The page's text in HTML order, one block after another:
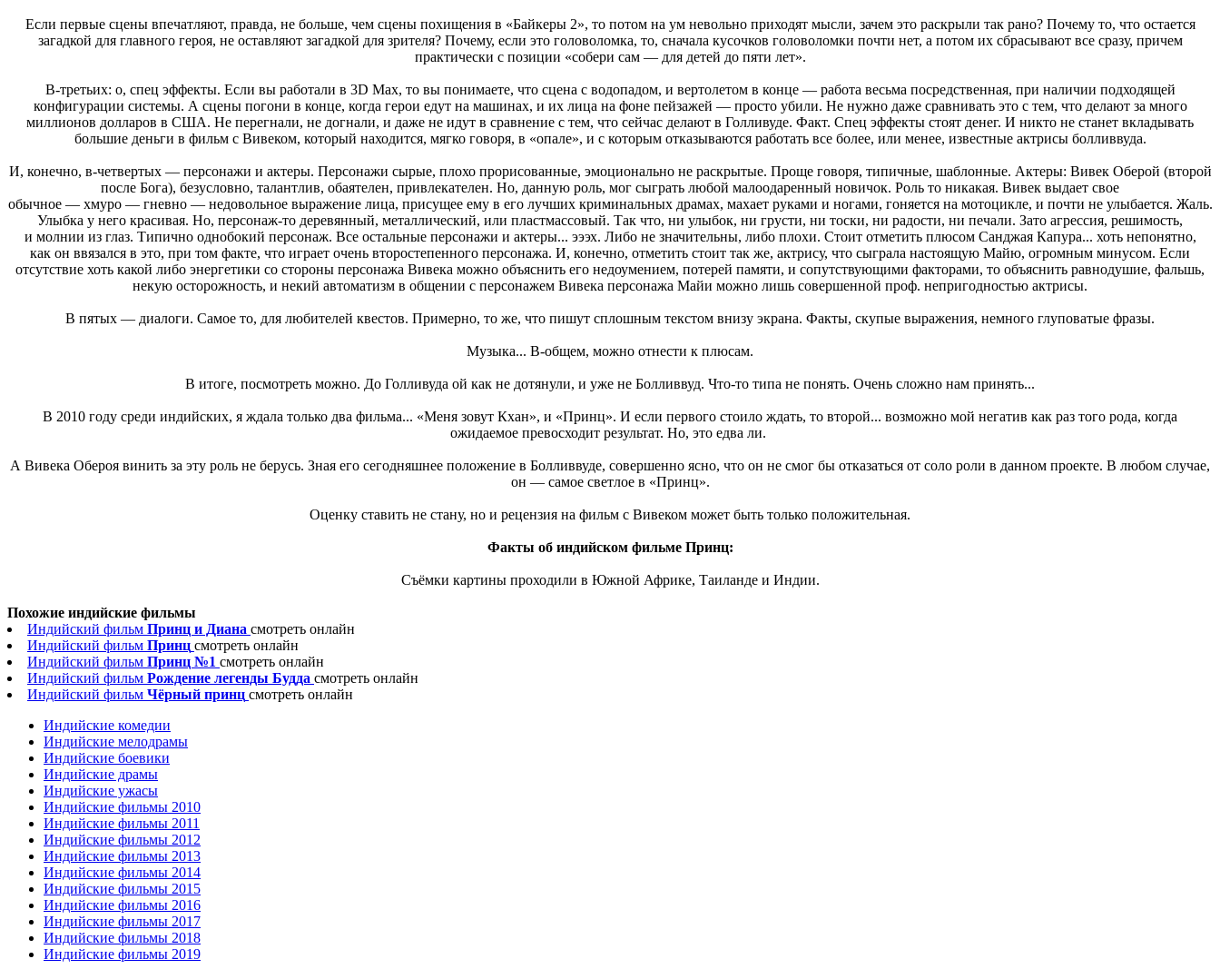
Если первые сцены впечатляют, правда, не больше, чем сцены похищения в «Байкеры 2», то потом на ум невольно приходят мысли, зачем это раскрыли так рано? Почему то, что остается
загадкой для главного героя, не оставляют загадкой для зрителя? Почему, если это головоломка, то, сначала кусочков головоломки почти нет, а потом их сбрасывают все сразу, причем
практически с позиции «собери сам — для детей до пяти лет».
В-третьих: о, спец эффекты. Если вы работали в 3D Max, то вы понимаете, что сцена с водопадом, и вертолетом в конце — работа весьма посредственная, при наличии подходящей
конфигурации системы. А сцены погони в конце, когда герои едут на машинах, и их лица на фоне пейзажей — просто убили. Не нужно даже сравнивать это с тем, что делают за много
миллионов долларов в США. Не перегнали, не догнали, и даже не идут в сравнение с тем, что сейчас делают в Голливуде. Факт. Спец эффекты стоят денег. И никто не станет вкладывать
большие деньги в фильм с Вивеком, который находится, мягко говоря, в «опале», и с которым отказываются работать все более, или менее, известные актрисы болливвуда.
И, конечно, в-четвертых — персонажи и актеры. Персонажи сырые, плохо прорисованные, эмоционально не раскрытые. Проще говоря, типичные, шаблонные. Актеры: Вивек Оберой (второй
после Бога), безусловно, талантлив, обаятелен, привлекателен. Но, данную роль, мог сыграть любой малоодаренный новичок. Роль то никакая. Вивек выдает свое
обычное — хмуро — гневно — недовольное выражение лица, присущее ему в его лучших криминальных драмах, махает руками и ногами, гоняется на мотоцикле, и почти не улыбается. Жаль.
Улыбка у него красивая. Но, персонаж-то деревянный, металлический, или пластмассовый. Так что, ни улыбок, ни грусти, ни тоски, ни радости, ни печали. Зато агрессия, решимость,
и молнии из глаз. Типично однобокий персонаж. Все остальные персонажи и актеры... эээх. Либо не значительны, либо плохи. Стоит отметить плюсом Санджая Капура... хоть непонятно,
как он ввязался в это, при том факте, что играет очень второстепенного персонажа. И, конечно, отметить стоит так же, актрису, что сыграла настоящую Майю, огромным минусом. Если
отсутствие хоть какой либо энергетики со стороны персонажа Вивека можно объяснить его недоумением, потерей памяти, и сопутствующими факторами, то объяснить равнодушие, фальшь,
некую осторожность, и некий автоматизм в общении с персонажем Вивека персонажа Майи можно лишь совершенной проф. непригодностью актрисы.
В пятых — диалоги. Самое то, для любителей квестов. Примерно, то же, что пишут сплошным текстом внизу экрана. Факты, скупые выражения, немного глуповатые фразы.
Музыка... В-общем, можно отнести к плюсам.
В итоге, посмотреть можно. До Голливуда ой как не дотянули, и уже не Болливвуд. Что-то типа не понять. Очень сложно нам принять...
В 2010 году среди индийских, я ждала только два фильма... «Меня зовут Кхан», и «Принц». И если первого стоило ждать, то второй... возможно мой негатив как раз того рода, когда
ожидаемое превосходит результат. Но, это едва ли.
А Вивека Обероя винить за эту роль не берусь. Зная его сегодняшнее положение в Болливвуде, совершенно ясно, что он не смог бы отказаться от соло роли в данном проекте. В любом случае,
он — самое светлое в «Принц».
Оценку ставить не стану, но и рецензия на фильм с Вивеком может быть только положительная.
Факты об индийском фильме Принц:
Съёмки картины проходили в Южной Африке, Таиланде и Индии.
Похожие индийские фильмы
Индийский фильм Принц и Диана смотреть онлайн
Индийский фильм Принц смотреть онлайн
Индийский фильм Принц №1 смотреть онлайн
Индийский фильм Рождение легенды Будда смотреть онлайн
Индийский фильм Чёрный принц смотреть онлайн
Индийские комедии
Индийские мелодрамы
Индийские боевики
Индийские драмы
Индийские ужасы
Индийские фильмы 2010
Индийские фильмы 2011
Индийские фильмы 2012
Индийские фильмы 2013
Индийские фильмы 2014
Индийские фильмы 2015
Индийские фильмы 2016
Индийские фильмы 2017
Индийские фильмы 2018
Индийские фильмы 2019